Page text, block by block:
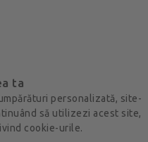
ta
personalizată, site-
să utilizezi acest site,
cookie-urile.